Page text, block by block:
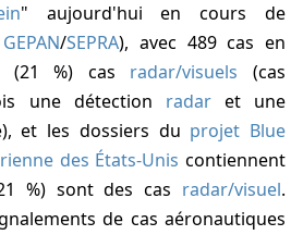
" aujourd'hui en cours de
GEPAN/SEPRA), avec 489 cas en
(21 %) cas radar/visuels (cas
une détection radaret une
et les dossiers du projet Blue
des États-Unis contiennent
%) sont des cas radar/visuel.
de cas aéronautiques